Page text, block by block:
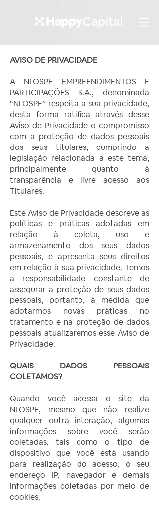
AVISO DE PRIVACIDADE
A NLOSPE EMPREENDIMENTOS E
PARTICIPAÇÕES S.A., denominada
“NLOSPE” respeita a sua privacidade,
desta forma ratifica através desse
Aviso de Privacidade o compromisso
com a proteção de dados pessoais
dos seus titulares, cumprindo a
legislação relacionada a este tema,
principalmente quanto à
transparência e livre acesso aos
Titulares.
Este Aviso de Privacidade descreve as
políticas e práticas adotadas em
relação à coleta, uso e
armazenamento dos seus dados
pessoais, e apresenta seus direitos
em relação à sua privacidade. Temos
a responsabilidade constante de
assegurar a proteção de seus dados
pessoais, portanto, à medida que
adotarmos novas práticas no
tratamento e na proteção de dados
pessoais atualizaremos esse Aviso de
Privacidade.
QUAIS DADOS PESSOAIS
COLETAMOS?
Quando você acessa o site da
NLOSPE, mesmo que não realize
qualquer outra interação, algumas
informações sobre você serão
coletadas, tais como o tipo de
dispositivo que você está usando
para realização do acesso, o seu
endereço IP, navegador e demais
informações coletadas por meio de
cookies.